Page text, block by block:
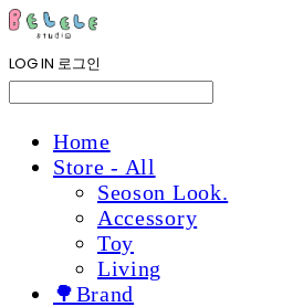
LOG IN 로그인
Home
Store - All
Seoson Look.
Accessory
Toy
Living
🌳Brand